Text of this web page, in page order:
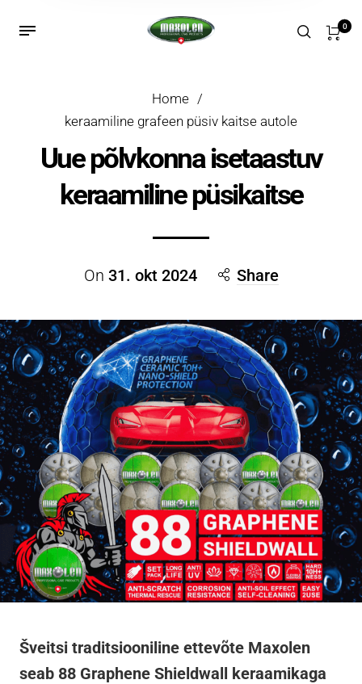
0
Home
/
keraamiline grafeen püsiv kaitse autole
Uue põlvkonna isetaastuv
keraamiline püsikaitse
On 31. okt 2024 Share
Šveitsi traditsiooniline ettevõte Maxolen
seab 88 Graphene Shieldwall keraamikaga